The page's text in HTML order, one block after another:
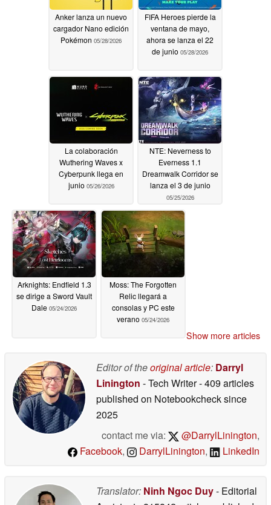
Anker lanza un nuevo
cargador Nano edición
Pokémon 05/28/2026
FIFA Heroes pierde la
ventana de mayo,
ahora se lanza el 22
de junio 05/28/2026
La colaboración
Wuthering Waves x
Cyberpunk llega en
junio 05/26/2026
NTE: Neverness to
Everness 1.1
Dreamwalk Corridor se
lanza el 3 de junio
05/25/2026
Arknights: Endfield 1.3
se dirige a Sword Vault
Dale 05/24/2026
Moss: The Forgotten
Relic llegará a
consolas y PC este
verano 05/24/2026
Show more articles
Editor of theoriginal article: Darryl
Linington - Tech Writer- 409 articles
published on Notebookchecksince
2025
contact me via:
@DarrylLinington,
Facebook, DarrylLinington, LinkedIn
Translator: Ninh Ngoc Duy- Editorial